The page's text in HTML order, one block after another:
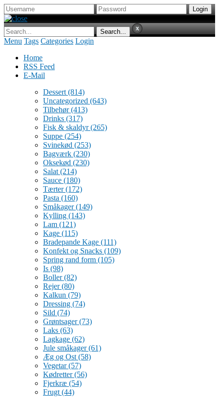
Menu Tags Categories Login
Home
RSS Feed
E-Mail
Dessert (814)
Uncategorized (643)
Tilbehør(413)
Drinks (317)
Fisk & skaldyr(265)
Suppe (254)
Svinekød (253)
Bagværk (230)
Oksekød (230)
Salat (214)
Sauce (180)
Tærter(172)
Pasta (160)
Småkager(149)
Kylling (143)
Lam (121)
Kage (115)
Bradepande Kage (111)
Konfekt og Snacks (109)
Spring rand form (105)
Is (98)
Boller(82)
Rejer(80)
Kalkun (79)
Dressing (74)
Sild (74)
Grøntsager(73)
Laks (63)
Lagkage (62)
Jule småkager(61)
Æg og Ost (58)
Vegetar(57)
Kødretter(56)
Fjerkræ (54)
Frugt (44)